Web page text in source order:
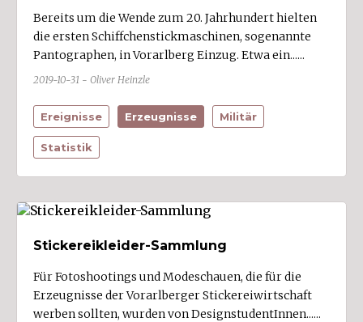
Bereits um die Wende zum 20. Jahrhundert hielten
die ersten Schiffchenstickmaschinen, sogenannte
Pantographen, in Vorarlberg Einzug. Etwa ein......
2019-10-31 - Oliver Heinzle
Ereignisse Erzeugnisse Militär
Statistik
Stickereikleider-Sammlung
Für Fotoshootings und Modeschauen, die für die
Erzeugnisse der Vorarlberger Stickereiwirtschaft
werben sollten, wurden von DesignstudentInnen......